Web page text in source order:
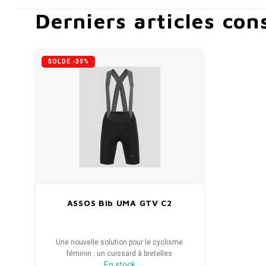
Derniers articles
SOLDE -30%
ASSOS Bib UMA GTV C2
Une nouvelle solution pour le cyclisme
féminin : un cuissard à bretelles